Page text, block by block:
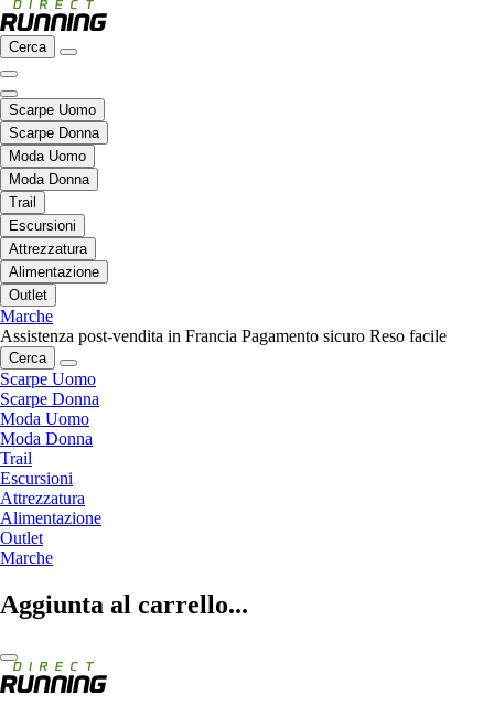
Cerca
Scarpe Uomo
Scarpe Donna
Moda Uomo
Moda Donna
Trail
Escursioni
Attrezzatura
Alimentazione
Outlet
Marche
Assistenza post-vendita in Francia Pagamento sicuro Reso facile
Cerca
Scarpe Uomo
Scarpe Donna
Moda Uomo
Moda Donna
Trail
Escursioni
Attrezzatura
Alimentazione
Outlet
Marche
Aggiunta al carrello...